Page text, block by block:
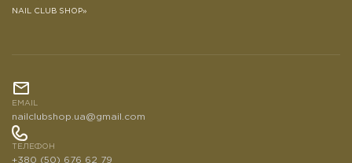
NAIL CLUB SHOP»
EMAIL
nailclubshop.ua@gmail.com
ТЕЛЕФОН
+380 (50) 676 62 79